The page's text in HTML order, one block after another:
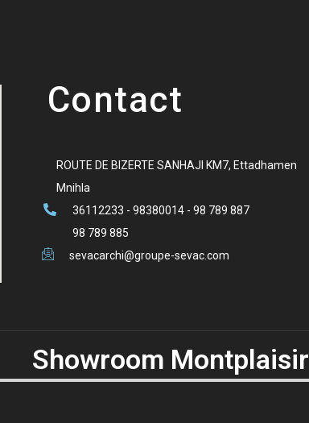
Contact
ROUTE DE BIZERTE SANHAJI KM7, Ettadhamen
Mnihla
36112233 - 98380014 - 98 789 887
98 789 885
sevacarchi@groupe-sevac.com
Showroom Montplaisir